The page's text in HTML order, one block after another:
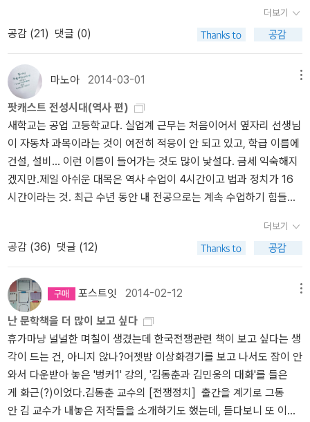
된다. 한국전쟁은 정치적으로 뿐만 아니라 경제적 체제 안정화에도
큰 기여를 한다. 서로 상대방의 영토 대부분을 점령하면서 산업기반
수 있게 된다. 더군다나 자본주의와 공산주의의 시범적 대립장소가
되면서 남북한 모두 상당한 경제원조를 받게 된다. 국가재정(수입)이
남한의 경우 1959년 52%, 북한의 경우 1955년 28%가 해외 원조가
차지하게 되었다. 농업중심의 남한의 경우 전근대적 유산을 청산하고
자본주의체제를 급속하게 발전시킬 토대를 형성했고, 상업자본이 발
달했던 북한은 한국전쟁을 통해 체제의 반대하는 자본세력들이 제거
되었기에 사회주의 건설을 촉진할 수 있게 되었다. <마을로 간 한국
전쟁>http://blog.aladin.co.kr/rainaroma/45950705장 두 명문 양
원 양씨 두 양반 가문이 주를 이루고 있었다. 1931년 부터 1960년까
지 단 한명을 제외하고 모두 길씨와 양씨 중에서 면장이 배출되었다.
씨에서는 사회주의자들이 많이 나왔는데 반면 양씨는 대체로 우익편
에 있었다. 특히 길씨 중에서 주류는 우익에 길씨 비주류와 양씨는 우
익에 대체로 섰었다. 보도연맹과 인민군 점령시 길씨, 양씨 일가 중에
서 처형자가 나오기는 했지만 다른 마을에 비하면 그리 큰 사건은 아
니었고, 대규모 학살도 없었다. 이는 두 가문이 사돈으로 돈독하게 묶
여있었기 때문이다. 하지만 이런 관계에 금이 간 사건이 발생한다. 길
씨를 중심으로 한 좌익들은 인민군 후퇴 후 근처에서 빨치산이 되는
데 1950년 11월 2일 우익을 중심으로 한 결의대회가 열린다는 소식
룬다. 피난 가지 않으면 '빨갱이다' 3부에서는 '점령'된 상황 속에서 당
해야 했던 민중의 처절한 아픔을 살핀다. 4부 '학살'에서는 나의 가장
많은 관심과 주의를 필요로 했던 문제이다. 인민군에의한 학살과 국
가의 직접적 간접적 학살의 양태를 탐색한다. 참으로 끔찍한 부분이
다. 이 부분을 읽으면서 잠이 오지 않았다. 마지막 5부에서는 '국가주
의를 넘어서'란 제목으로 책의 전체적인 결론과 희망을 담았다. 마지
막 부분을 그대로 가져왔다.'결국 50여 년 전 한국전쟁 과정에서 민중
이 당한 비참함과 인간 존엄성의 훼손은 오늘날 우리 사회에 잔존하
고 있는 야만의 흔적들, 즉 극우반공주의의 광기, 소외계층의 궁핍과
사회적 배제 등의 상과 그 뿌리가 같다.우리는 한국전쟁을 인간의 존
엄성을 앗아가는 이러한 세계자본주의, 그것의 정치적 표현인 국제적
군사대결체제라는 틀 속에서 보아야하고, 한반도는 물론 전 세계에서
항구적인 평화의 구축과 인권의 실현이라는 전망을 놓치지 않은 채
그 부정적 유산을 청산할 길을 찾아야 한다.'(409쪽)
춘의 <전쟁과 사회>는 우리나의 굴곡을 심도있게 서술한 책이다. 한
국전쟁의 뒷 풍경을 가슴아프게 서술한다. 부끄럽지만 난 전태일이
누군지 잘 몰랐다. 아직도 모른다. 다만 노동자로 살아가다 스스로 분
신자살한 정도만 안다. 그러다 그가 한국 현대사의 민낯을 알려주는
지표하는 이야기를 듣고 검색해 보았다. 아, 여기서도 친일파가 등장
하다니. 기겁할 일이다. 가진자의 횡포는 오래 된 것이었다. 그래서 8
0년대 대학가를 흔들었던 리영히의 <전화시대의 논리>를 주문했다.
<젤롯> 역시 예수의 진짜 얼굴을 보고 싶었다. 박명림의 <한국전쟁
의 발발과 기원>은 1.2권이 나와있다. 먼저 1권을 주문하고 중요하다
고 판단되면 2권도 함께 주문할 생각이다. 혁명이 필요하다. 피를 부
르는 혁명이 아니다. 사고의 혁명, 사고의 전환이 필요하다. 가지는 자
는 더 가지기 위해 없는 자의 것을 빼앗는다. 참으로 기가막힐 일이다.
다. 세월호를 통해 나는 분명히 보았다. 가진 자의 횡포와 악날함을.
야기 한다. 한국 사람이 미국 사람이 지은 한국 전쟁 기원이다. 박명
림의 <한국전쟁의 발발과 기원> 역시 브루스 커밍스와 맞먹을 중요
한 책이다. 결코 가볍지 않은 책이다. 전쟁 전의 상황과 과정, 그리고
이후의 일들의 자료를 섭렵하고 인터뷰해서 사건을 재구성한다. 한국
전쟁이 일어나기 전 무슨 일이 있었던 것일까? 지금까지 우리는 너무
나 쉽게 북한이 '남침'했다고 말한다. 그렇게 교육 받았기 때문이
다. 과연 맞는 말일까? 근래에 들어와 나는 역사관의 전화기를 맞이하
면서 지금까지 우리가 알기를 꺼려했던 많은 사실과 비밀들이 존재하
고 있었다는 것을 알게 되었다. 이 책을 읽고 싶은 이유는 바로 이런
이유 때문이다. 진실을 알아야 하기에.<한국1950 전쟁과 평화>는 전
쟁 이후 일어났던 일련의 사건들을 다시 짚어 본다. 한국전쟁을 보는
침설, 그러나 북침설도 있고, 남침 유도설까지 있다. 박태균의 <한국
전쟁>은 세번째 설인 남침 유도설을 지지한다. 난 아직 그것이 무엇
을 의미하는지 정확하게 모른다. 근래에 들어와 내가 한국현대사에
얼마나 무지했는가를 절실히 깨닫는다. 세월호는 나에게 많은 것을
변화 시켰다.왕수쩡의 <한국전쟁>은 중국인의 관점에서 바로본 한국
전쟁이다. 그는 미국의 오만함이 한국전쟁을 더 크게 벌렸고, 맥아더
의 어리숙한 판단이 전쟁을 힘들게 했다고 판단한다. 그러나 그의 주
요 업적은 전쟁이 아닌 그 안에서 고통 받는 개인, 즉 병사들과 사람들
이었다. 우리는 다음 책들을 주목할 필요도 있다. 거시적 관점이 아닌
미시적 관점에서도 전쟁은 비극이다. 부창옥이 쓴 <한국전쟁 수첩>
은 십대의 나이게 군에 들어가 전쟁의 포화 속에서 살아간 이야기를
더보기
공감 (21) 댓글 (0)
마노아 2014-03-01
팟캐스트 전성시대(역사 편)
새학교는 공업 고등학교다. 실업계 근무는 처음이어서 옆자리 선생님
이 자동차 과목이라는 것이 여전히 적응이 안 되고 있고, 학급 이름에
건설, 설비... 이런 이름이 들어가는 것도 많이 낯설다. 금세 익숙해지
겠지만.제일 아쉬운 대목은 역사 수업이 4시간이고 법과 정치가 16
시간이라는 것. 최근 수년 동안 내 전공으로는 계속 수업하기 힘들었
듣는 역사 관련 팟캐스트 몇 개 정리해 보련다.가장 재미있고 가장 핫
한 방송은 아무래도 이박사와 이작가의 이이제이다.http://www.pod
bbang.com/ch/4362 초반에 이름없는 방송이었을 때는 얼른 뜨고
싶은 욕심에 너무 자극적이고 센 발언을 남발했다면, 이제 팟캐스트
방송의 넘버원으로 자리매김한 이후로는 수위 조절이 자연스러워졌
다. 캐릭터 구축도 이미 끝났고, 적당히 자신감 발산하면서 진지함과
유머도 잘 섞어서 방송 중이다. 김대중, 김영삼, 노무현 특집은 명방송
이었다. 그밖에 기업 특집도 다른 방송에서 보기 힘든 신선함을 주었
다.안기부, 박정희, 전두환, 조중동, 뉴라이트 특집도 재밌었다. 사실
모든 방송을 '특집'이라고 표현하는데 2시간 넘는 방송은 모두 특집으
로 명명한다는 작가의 소신 때문이다. 김원봉, 여운형, 김구 특집은 눈
더보기
공감 (36) 댓글 (12)
포스트잇 2014-02-12
난 문학책을 더 많이 보고 싶다
휴가마냥 널널한 며칠이 생겼는데 한국전쟁관련 책이 보고 싶다는 생
각이 드는 건, 아니지 않나?어젯밤 이상화경기를 보고 나서도 잠이 안
와서 다운받아 놓은 '벙커1' 강의, '김동춘과 김민웅의 대화'를 들은
게 화근(?)이었다.김동춘 교수의 [전쟁정치] 출간을 계기로 그동
안 김 교수가 내놓은 저작들을 소개하기도 했는데, 듣다보니 또 이놈